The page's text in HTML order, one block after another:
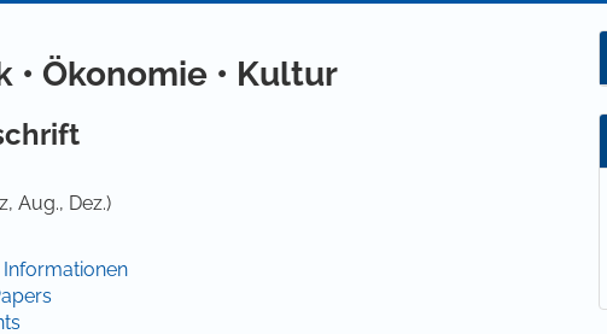
• Ökonomie • Kultur
Aug., Dez.)